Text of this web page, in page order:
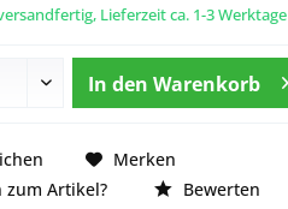
Lieferzeit ca. 1-3 Werktage
In den Warenkorb
Merken
zum Artikel?
Bewerten